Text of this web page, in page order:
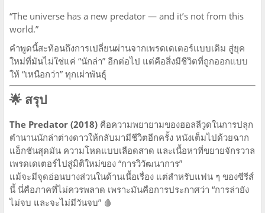
“The universe has a new predator — and it’s not from this
world.”
คำพูดนี้สะท้อนถึงการเปลี่ยนผ่านจากเพรดเดเตอร์แบบเดิม สู่ยุค
ใหม่ที่มันไม่ใช่แค่ “นักล่า” อีกต่อไป แต่คือสิ่งมีชีวิตที่ถูกออกแบบ
ให้ “เหนือกว่า” ทุกเผ่าพันธุ์
🌟 สรุป
The Predator (2018) คือความพยายามของฮอลลีวูดในการปลุก
ตำนานนักล่าต่างดาวให้กลับมามีชีวิตอีกครั้ง หนังเต็มไปด้วยฉาก
แอ็กชันสุดมัน ความโหดแบบเลือดสาด และเนื้อหาที่ขยายจักรวาล
เพรดเดเตอร์ไปสู่มิติใหม่ของ “การวิวัฒนาการ”
แม้จะมีจุดอ่อนบางส่วนในด้านเนื้อเรื่อง แต่สำหรับแฟน ๆ ของซีรีส์
นี้ นี่คือภาคที่ไม่ควรพลาด เพราะมันคือการประกาศว่า “การล่ายัง
ไม่จบ และจะไม่มีวันจบ” 🩸